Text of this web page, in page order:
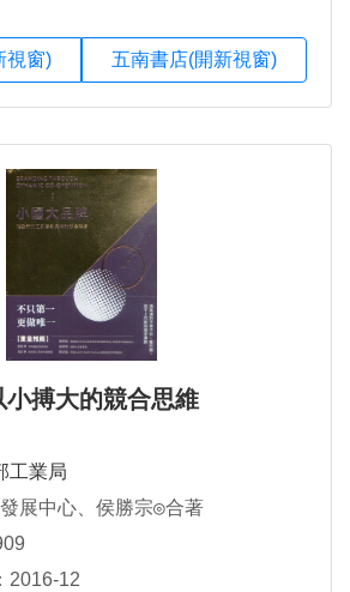
視窗) 五南書店(開新視窗)
搏大的競合思維
工業局
展中心、侯勝宗◎合著
2016-12